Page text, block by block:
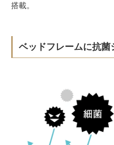
搭載。
ベッドフレームに抗菌